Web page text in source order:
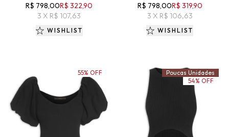
R$ 798,00R$ 322,90
3 X R$ 107,63
WISHLIST
R$ 798,00R$ 319,90
3 X R$ 106,63
WISHLIST
55% OFF
Poucas Unidades
54% OFF